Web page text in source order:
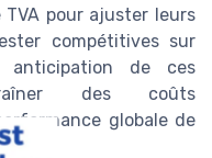
pour ajuster leurs
compétitives sur
anticipation de ces
des coûts
globale de